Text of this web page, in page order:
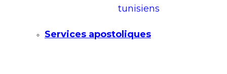
Services apostoliques